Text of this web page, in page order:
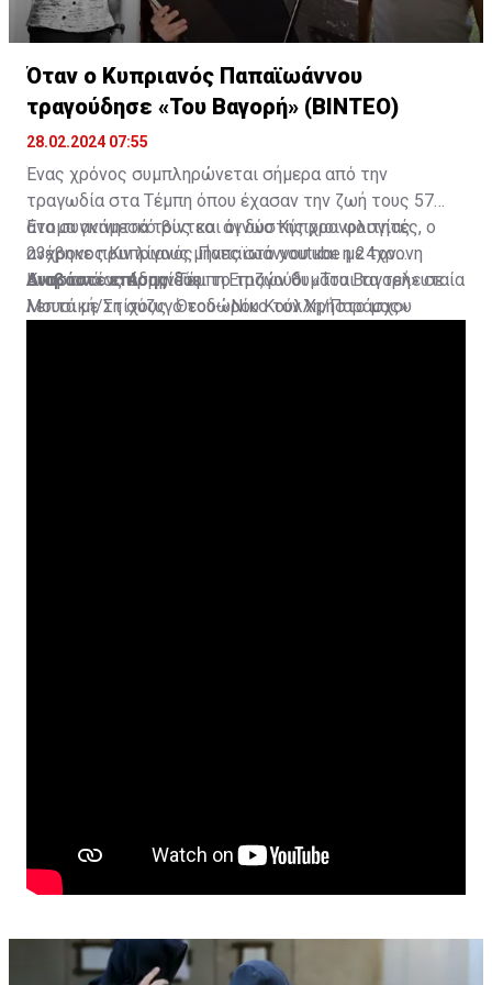
Όταν ο Κυπριανός Παπαϊωάννου
τραγούδησε «Του Βαγορή» (ΒΙΝΤΕΟ)
28.02.2024 07:55
Ένας χρόνος συμπληρώνεται σήμερα από την
τραγωδία στα Τέμπη όπου έχασαν την ζωή τους 57
άτομα ανάμεσά τους και οι δύο Κύπριοι φοιτητές, ο
23χρονος Κυπριανός Παπαϊωάννου και η 24χρονη
Αναστασίας Αδαμίδου.
Ένα συγκινητικό βίντεο άγνωστης χρονολογίας
ανέβηκε πριν λίγους μήνες στο youtube με τον
Κυπριανό να ερμηνεύει το τραγούδι «Του Βαγορή» σε
Μουσική/Στίχους Θεοδώρου Κούλλη/Παράσχου
Διαβάστε επίσης:Τέμπη:Επιζών θυμάται τα τελευταία
λεπτά με τη σύζυγό του-«Νίκο τον Χρήστο μας»